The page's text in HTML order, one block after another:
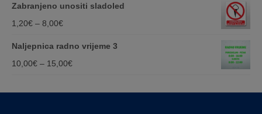
110,00€
Zabranjeno unositi sladoled
1,20€ – 8,00€Price
8,00€
Naljepnica radno vrijeme 3
10,00€ – 15,00€Price